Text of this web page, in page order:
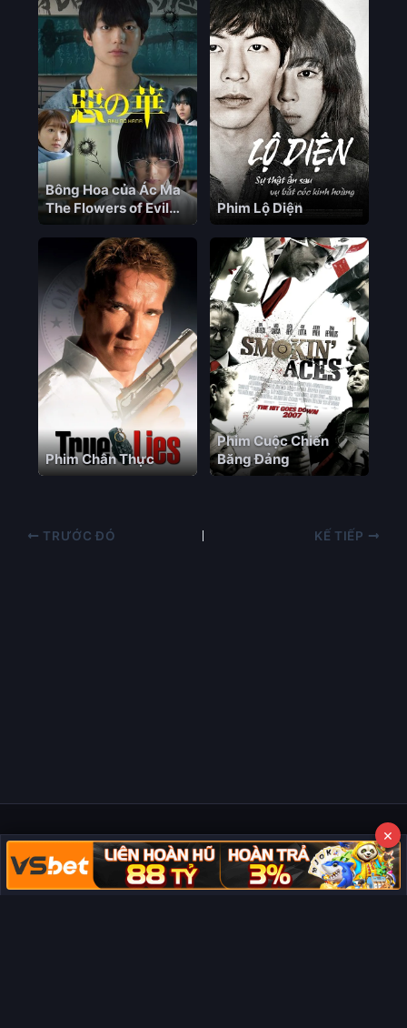
Bông Hoa của Ác Ma
The Flowers of Evil
Vietsub – HD Nhật
Phim Lộ Diện
Phim Chân Thực
Phim Cuộc Chiến
Băng Đảng
TRƯỚC ĐÓ KẾ TIẾP
Copyright © 2026 Phim Full HD
×